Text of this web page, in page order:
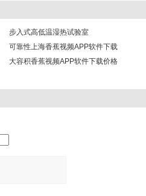
步入式高低温湿热试验室
可靠性上海香蕉视频APP软件下载
大容积香蕉视频APP软件下载价格